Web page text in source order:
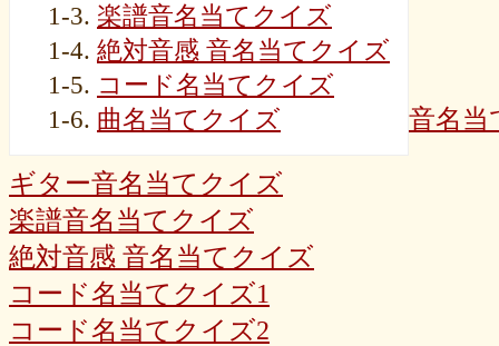
1-3. 楽譜音名当てクイズ
1-4. 絶対音感 音名当てクイズ
1-5. コード名当てクイズ
1-6. 曲名当てクイズ 音名当
ギター音名当てクイズ
楽譜音名当てクイズ
絶対音感 音名当てクイズ
コード名当てクイズ1
コード名当てクイズ2